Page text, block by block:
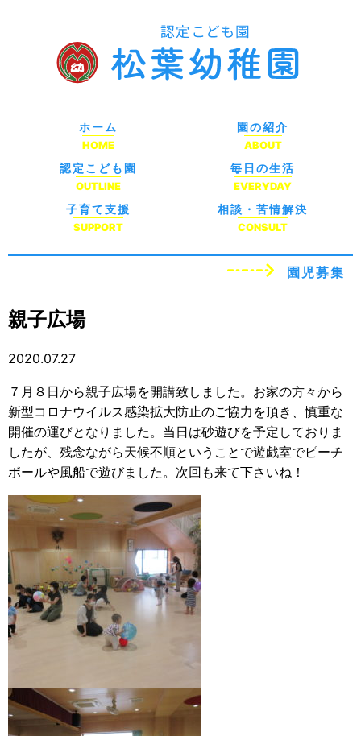
ホーム
HOME
園の紹介
ABOUT
認定こども園
OUTLINE
毎日の生活
EVERYDAY
子育て支援
SUPPORT
相談・苦情解決
CONSULT
園児募集
親子広場
2020.07.27
７月８日から親子広場を開講致しました。お家の方々から
新型コロナウイルス感染拡大防止のご協力を頂き、慎重な
開催の運びとなりました。当日は砂遊びを予定しておりま
したが、残念ながら天候不順ということで遊戯室でピーチ
ボールや風船で遊びました。次回も来て下さいね！